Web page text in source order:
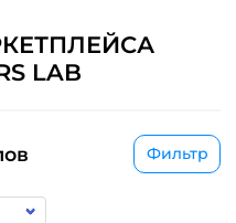
LAB
Фильтр